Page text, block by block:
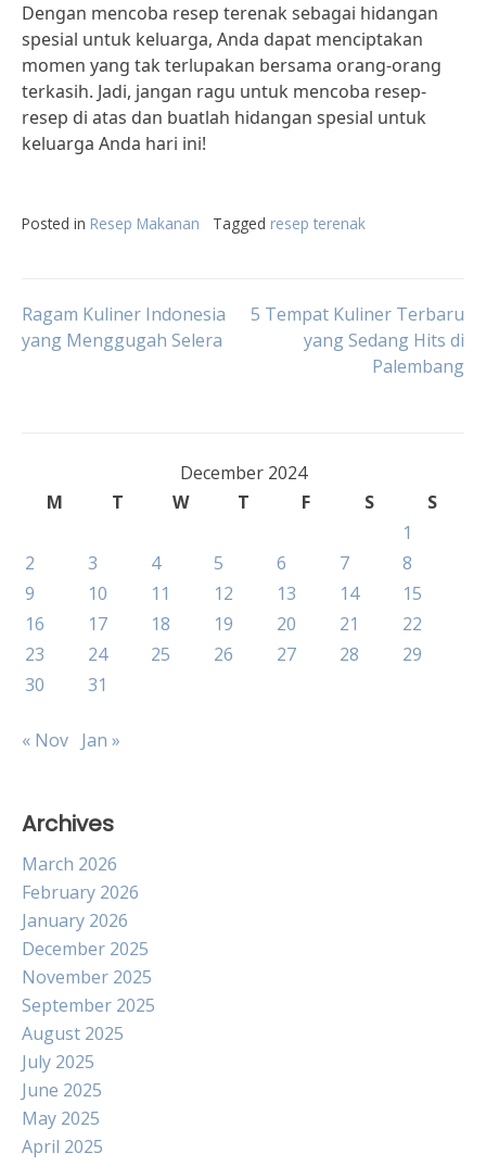
Dengan mencoba resep terenak sebagai hidangan
spesial untuk keluarga, Anda dapat menciptakan
momen yang tak terlupakan bersama orang-orang
terkasih. Jadi, jangan ragu untuk mencoba resep-
resep di atas dan buatlah hidangan spesial untuk
keluarga Anda hari ini!
Posted in Resep Makanan Tagged resep terenak
Post
Ragam Kuliner Indonesia
yang Menggugah Selera
5 Tempat Kuliner Terbaru
yang Sedang Hits di
Palembang
December 2024
M
T W T F S
S
1
2
3 4 5 6 7
8
9
10 11 12 13 14
15
16
17 18 19 20 21
22
23
24 25 26 27 28
29
30
31
« Nov Jan »
Archives
March 2026
February 2026
January 2026
December 2025
November 2025
September 2025
August 2025
July 2025
June 2025
May 2025
April 2025